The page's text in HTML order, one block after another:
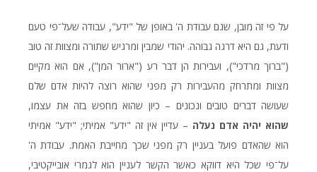
על פי זה מובן, שגם עבודת ה' באופן של "ידע", עבודה שעל־פי טעם
ודעת, גם היא דרגה גבוהה. יהודי שמבין ומרגיש שתורה ומצוות זה טוב
("ברוך מרדכי"), ועבירות הן דבר רע ("ארור המן"), אם הוא מקיים
מצוות ומתרחק מהעבירות רק מפני שהוא רוצה להיות אדם שלם
שעושה דברים טובים ונכונים – כיון שהוא מחפש בזה את עצמו,
שהוא יהיה אדם נעלה – עדיין אין זה "ידע" אמיתי; "ידע" אמיתי
הוא שהאדם פועל בעניין רק מפני שכך מחייבת האמת. עבודת ה'
על־פי שכל היא דווקא כאשר הקשר לעניין הוא לגמרי אובייקטיבי,